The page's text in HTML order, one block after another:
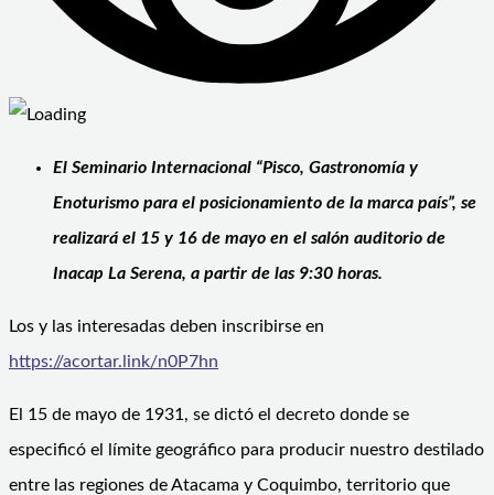
El Seminario Internacional “Pisco, Gastronomía y
Enoturismo para el posicionamiento de la marca país”, se
realizará el 15 y 16 de mayo en el salón auditorio de
Inacap La Serena, a partir de las 9:30 horas.
Los y las interesadas deben inscribirse en
https://acortar.link/n0P7hn
El 15 de mayo de 1931, se dictó el decreto donde se
especificó el límite geográfico para producir nuestro destilado
entre las regiones de Atacama y Coquimbo, territorio que